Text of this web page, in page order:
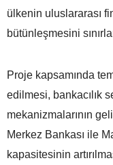
ülkenin uluslararası
bütünleşmesini
Proje kapsamında
edilmesi, bankacılık
mekanizmalarının
Merkez Bankası ile
kapasitesinin